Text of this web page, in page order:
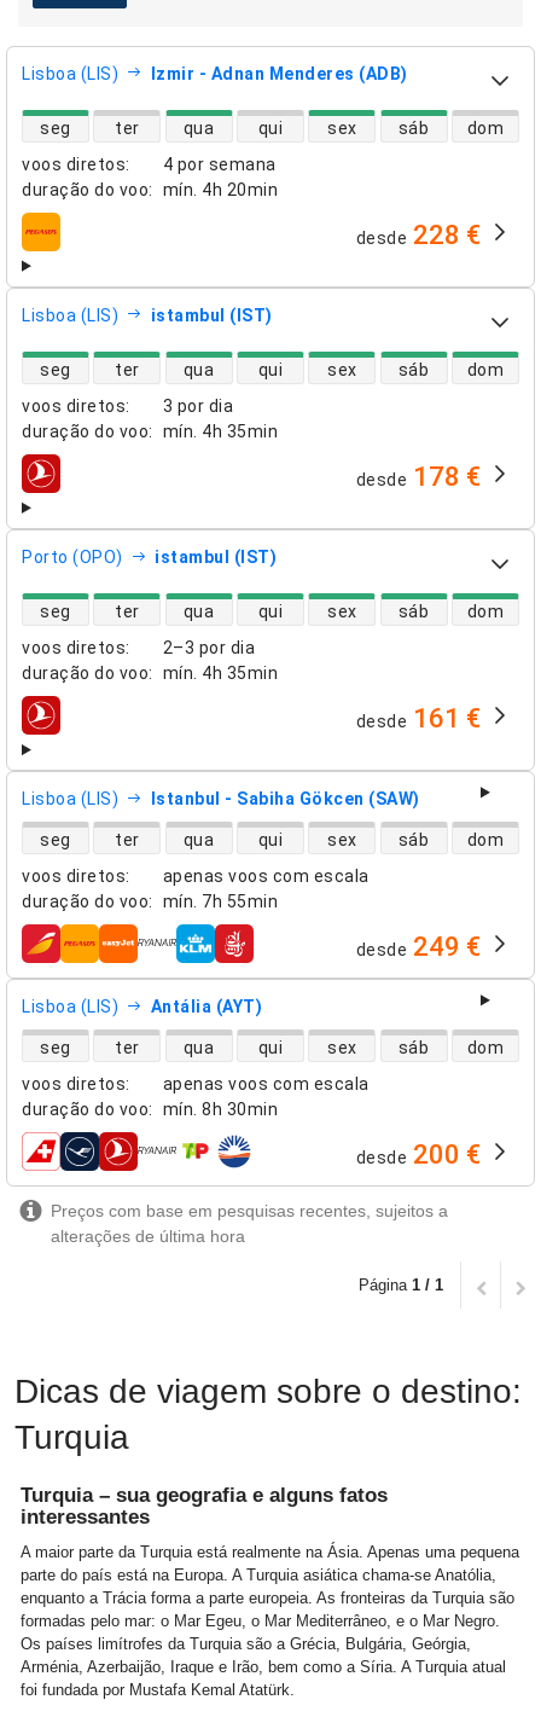
Lisboa (LIS) Izmir - Adnan Menderes (ADB)
voos diretos:
4 por semana
duração do voo: mín. 4h 20min
disponibilidade de voos diretos
seg ter qua qui sex sáb dom
companhias aéreas desde 228 €
Lisboa (LIS) istambul (IST)
voos diretos:
3 por dia
duração do voo: mín. 4h 35min
disponibilidade de voos diretos
seg ter qua qui sex sáb dom
companhias aéreas desde 178 €
Porto (OPO) istambul (IST)
voos diretos:
2–3 por dia
duração do voo: mín. 4h 35min
disponibilidade de voos diretos
seg ter qua qui sex sáb dom
companhias aéreas desde 161 €
Lisboa (LIS) Istanbul - Sabiha Gökcen (SAW)
voos diretos:
apenas voos com escala
duração do voo: mín. 7h 55min
disponibilidade de voos diretos
seg ter qua qui sex sáb dom
companhias aéreas desde 249 €
Lisboa (LIS) Antália (AYT)
voos diretos:
apenas voos com escala
duração do voo: mín. 8h 30min
disponibilidade de voos diretos
seg ter qua qui sex sáb dom
companhias aéreas desde 200 €
Preços com base em pesquisas recentes, sujeitos a
alterações de última hora
Página 1 / 1
Dicas de viagem sobre o destino:
Turquia
Turquia – sua geografia e alguns fatos
interessantes
A maior parte da Turquia está realmente na Ásia. Apenas uma pequena
parte do país está na Europa. A Turquia asiática chama-se Anatólia,
enquanto a Trácia forma a parte europeia. As fronteiras da Turquia são
formadas pelo mar: o Mar Egeu, o Mar Mediterrâneo, e o Mar Negro.
Os países limítrofes da Turquia são a Grécia, Bulgária, Geórgia,
Arménia, Azerbaijão, Iraque e Irão, bem como a Síria. A Turquia atual
foi fundada por Mustafa Kemal Atatürk.